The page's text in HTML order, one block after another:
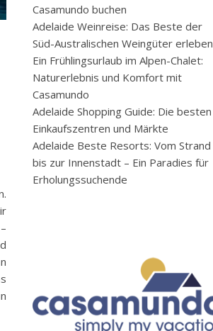
Casamundo buchen
Adelaide Weinreise: Das Beste der
Süd-Australischen Weingüter erleben
Ein Frühlingsurlaub im Alpen-Chalet:
Naturerlebnis und Komfort mit
Casamundo
Adelaide Shopping Guide: Die besten
Einkaufszentren und Märkte
Adelaide Beste Resorts: Vom Strand
bis zur Innenstadt – Ein Paradies für
Erholungssuchende